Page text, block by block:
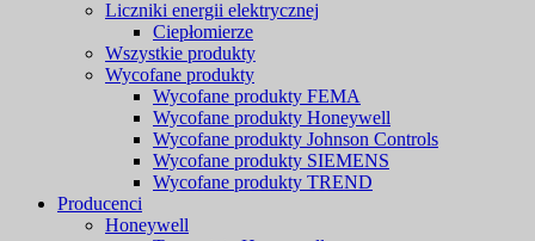
Liczniki energii elektrycznej
Ciepłomierze
Wszystkie produkty
Wycofane produkty
Wycofane produkty FEMA
Wycofane produkty Honeywell
Wycofane produkty Johnson Controls
Wycofane produkty SIEMENS
Wycofane produkty TREND
Producenci
Honeywell